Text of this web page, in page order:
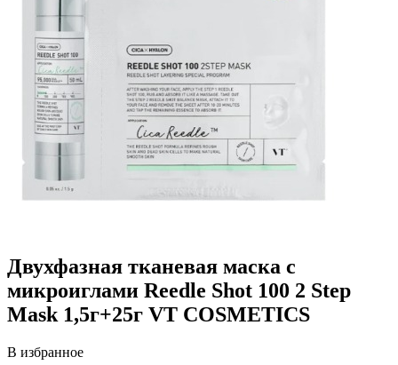
Двухфазная тканевая маска с
микроиглами Reedle Shot 100 2 Step
Mask 1,5г+25г VT COSMETICS
В избранное